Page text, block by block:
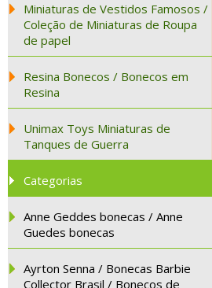
Miniaturas de Vestidos Famosos /
Coleção de Miniaturas de Roupa
de papel
Resina Bonecos / Bonecos em
Resina
Unimax Toys Miniaturas de
Tanques de Guerra
Categorias
Anne Geddes bonecas / Anne
Guedes bonecas
Ayrton Senna / Bonecas Barbie
Collector Brasil / Bonecos de